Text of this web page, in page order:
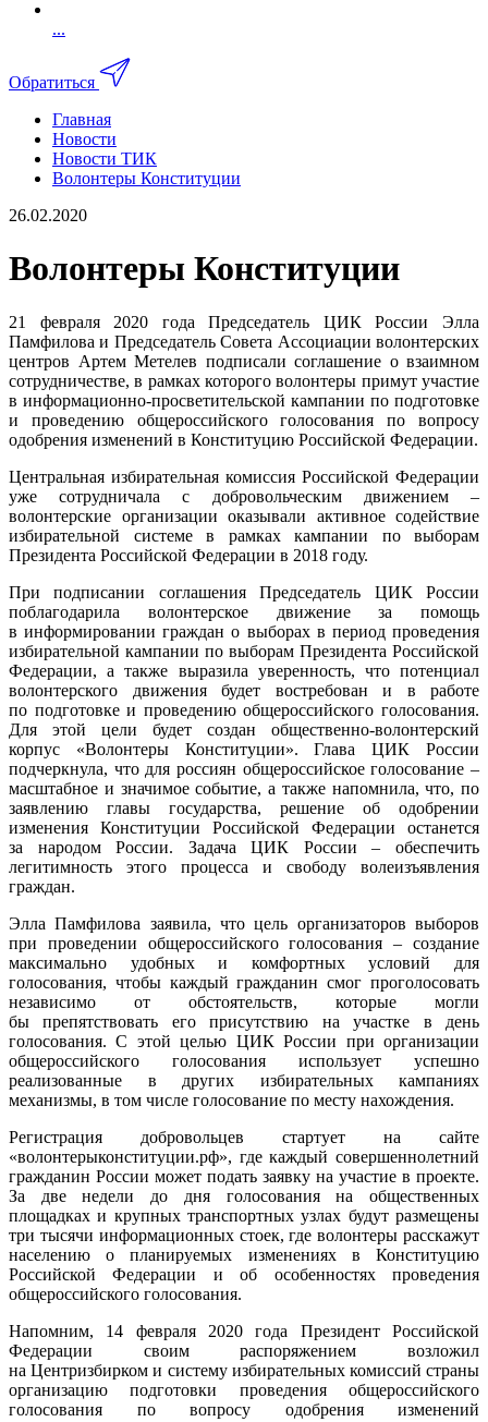
...
Обратиться
Главная
Новости
Новости ТИК
Волонтеры Конституции
26.02.2020
Волонтеры Конституции
21 февраля 2020 года Председатель ЦИК России Элла
Памфилова и Председатель Совета Ассоциации волонтерских
центров Артем Метелев подписали соглашение о взаимном
сотрудничестве, в рамках которого волонтеры примут участие
в информационно-просветительской кампании по подготовке
и проведению общероссийского голосования по вопросу
одобрения изменений в Конституцию Российской Федерации.
Центральная избирательная комиссия Российской Федерации
уже сотрудничала с добровольческим движением –
волонтерские организации оказывали активное содействие
избирательной системе в рамках кампании по выборам
Президента Российской Федерации в 2018 году.
При подписании соглашения Председатель ЦИК России
поблагодарила волонтерское движение за помощь
в информировании граждан о выборах в период проведения
избирательной кампании по выборам Президента Российской
Федерации, а также выразила уверенность, что потенциал
волонтерского движения будет востребован и в работе
по подготовке и проведению общероссийского голосования.
Для этой цели будет создан общественно-волонтерский
корпус «Волонтеры Конституции». Глава ЦИК России
подчеркнула, что для россиян общероссийское голосование –
масштабное и значимое событие, а также напомнила, что, по
заявлению главы государства, решение об одобрении
изменения Конституции Российской Федерации останется
за народом России. Задача ЦИК России – обеспечить
легитимность этого процесса и свободу волеизъявления
граждан.
Элла Памфилова заявила, что цель организаторов выборов
при проведении общероссийского голосования – создание
максимально удобных и комфортных условий для
голосования, чтобы каждый гражданин смог проголосовать
независимо от обстоятельств, которые могли
бы препятствовать его присутствию на участке в день
голосования. С этой целью ЦИК России при организации
общероссийского голосования использует успешно
реализованные в других избирательных кампаниях
механизмы, в том числе голосование по месту нахождения.
Регистрация добровольцев стартует на сайте
«волонтерыконституции.рф», где каждый совершеннолетний
гражданин России может подать заявку на участие в проекте.
За две недели до дня голосования на общественных
площадках и крупных транспортных узлах будут размещены
три тысячи информационных стоек, где волонтеры расскажут
населению о планируемых изменениях в Конституцию
Российской Федерации и об особенностях проведения
общероссийского голосования.
Напомним, 14 февраля 2020 года Президент Российской
Федерации своим распоряжением возложил
на Центризбирком и систему избирательных комиссий страны
организацию подготовки проведения общероссийского
голосования по вопросу одобрения изменений